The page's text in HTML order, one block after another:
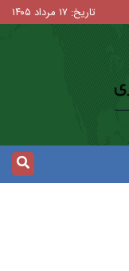
تاریخ: ۱۷ مرداد ۱۴۰۵